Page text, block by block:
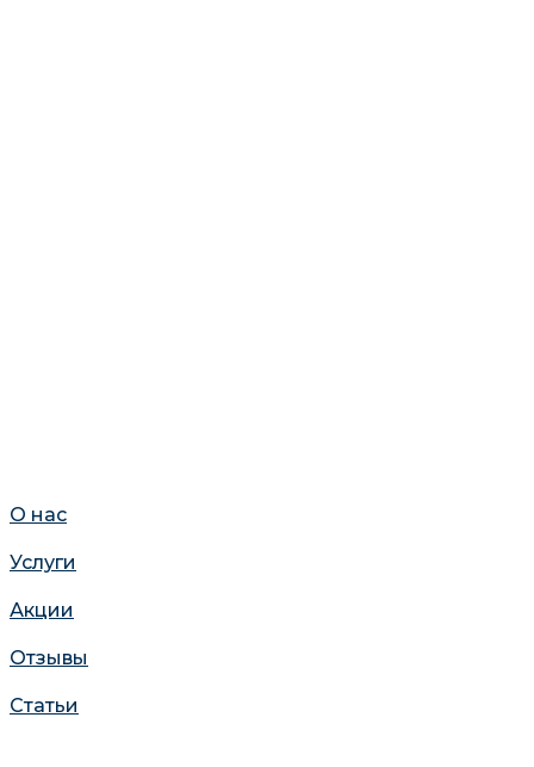
О нас
Услуги
Акции
Отзывы
Статьи